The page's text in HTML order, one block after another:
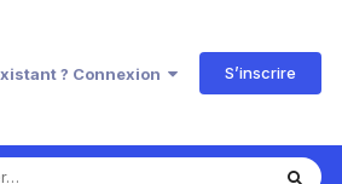
? Connexion S’inscrire